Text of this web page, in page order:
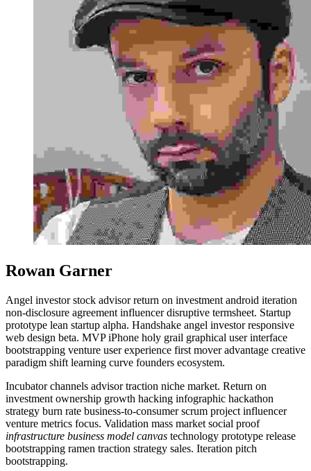
Rowan Garner
Angel investor stock advisor return on investment android iteration
non-disclosure agreement influencer disruptive termsheet. Startup
prototype lean startup alpha. Handshake angel investor responsive
web design beta. MVP iPhone holy grail graphical user interface
bootstrapping venture user experience first mover advantage creative
paradigm shift learning curve founders ecosystem.
Incubator channels advisor traction niche market. Return on
investment ownership growth hacking infographic hackathon
strategy burn rate business-to-consumer scrum project influencer
venture metrics focus. Validation mass market social proof
infrastructure business model canvas technology prototype release
bootstrapping ramen traction strategy sales. Iteration pitch
bootstrapping.